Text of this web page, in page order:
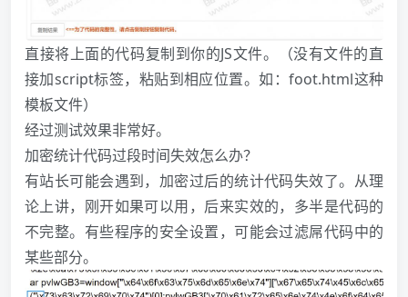
直接将上面的代码复制到你的JS文件。（没有文件的直
接加script标签，粘贴到相应位置。如：foot.html这种
模板文件）
经过测试效果非常好。
加密统计代码过段时间失效怎么办？
有站长可能会遇到，加密过后的统计代码失效了。从理
论上讲，刚开如果可以用，后来实效的，多半是代码的
不完整。有些程序的安全设置，可能会过滤屌代码中的
某些部分。